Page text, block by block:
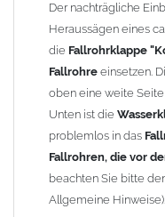
Dichtgummi (max.
1 Zoll = 33,25mm),
Schlauchmaße: 1" Außen
Gewicht: 1,72 kg
Hinweise:
DerWassersammler
Der nachträgliche
Heraussägen eines
die Fallrohrklappe
Fallrohre einsetzen.
oben eine weite Seite
Unten ist die
problemlos in das
Fallrohren, die vor
beachten Sie bitte
Allgemeine Hinweise).